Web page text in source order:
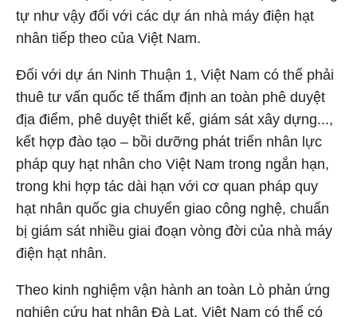
tự như vậy đối với các dự án nhà máy điện hạt
nhân tiếp theo của Việt Nam.
Đối với dự án Ninh Thuận 1, Việt Nam có thể phải
thuê tư vấn quốc tế thẩm định an toàn phê duyệt
địa điểm, phê duyệt thiết kế, giám sát xây dựng...,
kết hợp đào tạo – bồi dưỡng phát triển nhân lực
pháp quy hạt nhân cho Việt Nam trong ngắn hạn,
trong khi hợp tác dài hạn với cơ quan pháp quy
hạt nhân quốc gia chuyển giao công nghệ, chuẩn
bị giám sát nhiều giai đoạn vòng đời của nhà máy
điện hạt nhân.
Theo kinh nghiệm vận hành an toàn Lò phản ứng
nghiên cứu hạt nhân Đà Lạt, Việt Nam có thể có